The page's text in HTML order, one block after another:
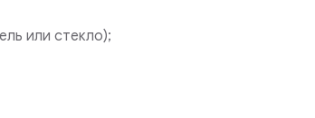
или стекло);